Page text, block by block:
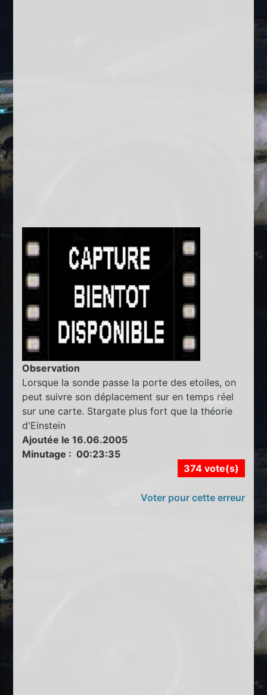
Observation
Lorsque la sonde passe la porte des etoiles, on
peut suivre son déplacement sur en temps réel
sur une carte. Stargate plus fort que la théorie
d'Einstein
Ajoutée le 16.06.2005
Minutage : 00:23:35
374 vote(s)
Voter pour cette erreur